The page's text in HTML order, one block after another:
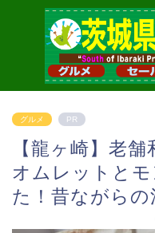
グルメ PR
【龍ヶ崎】老
オムレットと
た！昔ながらの